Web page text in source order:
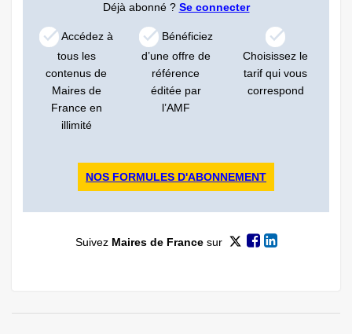
Déjà abonné ? Se connecter
Accédez à
tous les
contenus de
Maires de
France en
illimité
Bénéficiez
d’une offre de
référence
éditée par
l’AMF
Choisissez le
tarif qui vous
correspond
NOS FORMULES D'ABONNEMENT
Suivez Maires de Francesur